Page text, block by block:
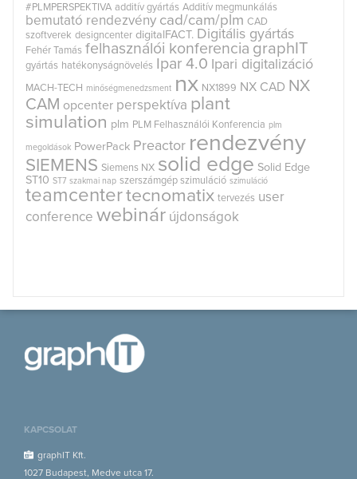
#PLMPERSPEKTIVA additív gyártás Additív megmunkálás
bemutató rendezvény cad/cam/plm CAD
szoftverek designcenter digitalFACT. Digitális gyártás
Fehér Tamás felhasználói konferencia graphIT
gyártás hatékonyságnövelés Ipar 4.0 Ipari digitalizáció
MACH-TECH minőségmenedzsment nx NX1899 NX CAD NX
CAM opcenter perspektíva plant
simulation plm PLM Felhasználói Konferencia plm
megoldások PowerPack Preactor rendezvény
SIEMENS Siemens NX solid edge Solid Edge
ST10 ST7 szakmai nap szerszámgép szimuláció szimuláció
teamcentertecnomatix tervezés user
conference webinár újdonságok
KAPCSOLAT
graphIT Kft.
1027 Budapest, Medve utca 17.